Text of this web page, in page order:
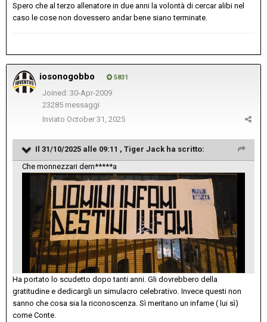
Spero che al terzo allenatore in due anni la volontà di cercar alibi nel
caso le cose non dovessero andar bene siano terminate.
iosonogobbo 5831
Joined: 30-Apr-2009
23285 messaggi
Inviato October 31, 2025
Il 31/10/2025 alle 09:11 , Tiger Jack ha scritto:
Che monnezzari dem*****a
Ha portato lo scudetto dopo tanti anni. Gli dovrebbero della
gratitudine e dedicargli un simulacro celebrativo. Invece questi non
sanno che cosa sia la riconoscenza. Sì meritano un infame ( lui sì)
come Conte.